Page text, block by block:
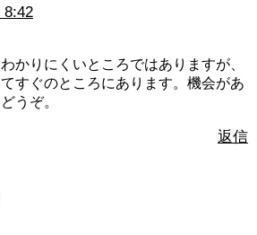
8:42
かりにくいところではありますが、
すぐのところにあります。機会があ
うぞ。
返信